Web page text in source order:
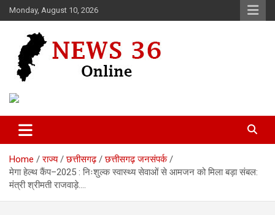
Skip
to
Monday, August 10, 2026
News 36
Home राज्य छत्तीसगढ़
छत्तीसगढ़ जनसंपर्क
मेगा हेल्थ कैंप–2025 : निःशुल्क स्वास्थ्य सेवाओं से आमजन को मिला बड़ा संबल:
मंत्री श्रीमती राजवाड़े….